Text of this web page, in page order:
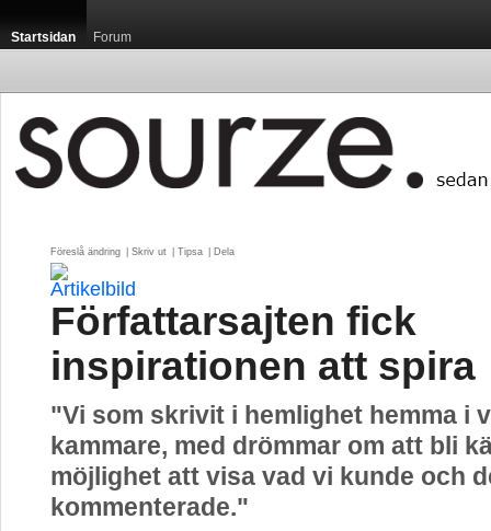
Startsidan Forum
Föreslå ändring Skriv ut Tipsa Dela
Författarsajten fick
inspirationen att spira
"Vi som skrivit i hemlighet hemma i
kammare, med drömmar om att bli
möjlighet att visa vad vi kunde och
kommenterade."